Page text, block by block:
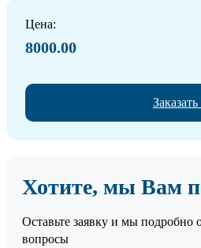
Цена:
8000.00
Хотите, мы Вам
Оставьте заявку и мы подробно
вопросы